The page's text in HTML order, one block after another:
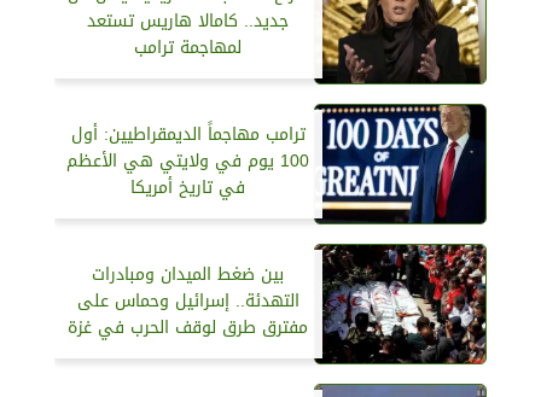
جديد.. كامالا هاريس تستعد
لمهاجمة ترامب
ترامب مهاجماً الديمقراطيين: أول
100 يوم في ولايتي هي الأعظم
في تاريخ أمريكا
بين ضغط الميدان ومبادرات
التهدئة.. إسرائيل وحماس على
مفترق طرق لوقف الحرب في غزة